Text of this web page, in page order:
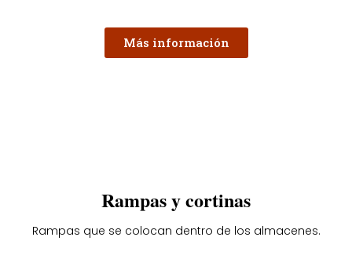
Más información
Rampas y cortinas
Rampas que se colocan dentro de los almacenes.